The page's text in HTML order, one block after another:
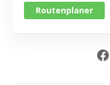
Routenplaner
Facebook